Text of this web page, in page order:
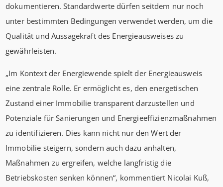
dokumentieren. Standardwerte dürfen seitdem nur noch
unter bestimmten Bedingungen verwendet werden, um die
Qualität und Aussagekraft des Energieausweises zu
gewährleisten.
„Im Kontext der Energiewende spielt der Energieausweis
eine zentrale Rolle. Er ermöglicht es, den energetischen
Zustand einer Immobilie transparent darzustellen und
Potenziale für Sanierungen und Energieeffizienzmaßnahmen
zu identifizieren. Dies kann nicht nur den Wert der
Immobilie steigern, sondern auch dazu anhalten,
Maßnahmen zu ergreifen, welche langfristig die
Betriebskosten senken können“, kommentiert Nicolai Kuß,